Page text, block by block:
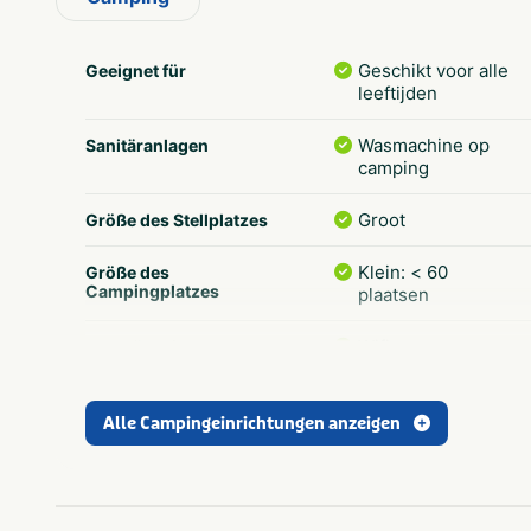
den größten Wald in Zeeland mit über 300 Hektar in
kilometerweit wandern und dann durch die breiten
es verschiedene Wanderwege sowie Reitwege und
Geeignet für
Geschikt voor alle
leeftijden
Sanitäranlagen
Wasmachine op
camping
Größe des Stellplatzes Groot
Größe des
Campingplatzes
Klein: < 60
plaatsen
toegestaan
Ferienunterkünfte Staanplaats
Alle Campingeinrichtungen anzeigen